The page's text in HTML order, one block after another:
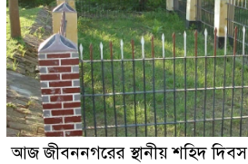
আজ জীবননগরের স্থানীয় শহিদ দিবস